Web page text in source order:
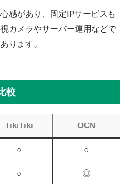
感があり、固定IPサービスも
カメラやサーバー運用などで
ります。
較
TikiTiki OCN
○ ○
○ ◎